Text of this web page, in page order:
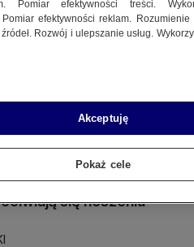
Hobbes przeżył
lotnisku w Tampie
Challenge. Nowa moda
się noszeniu
Pomiar efektywności treści.
efektywności reklam.
Rozwój i ulepszanie usług.
Akceptuję
Pokaż cele